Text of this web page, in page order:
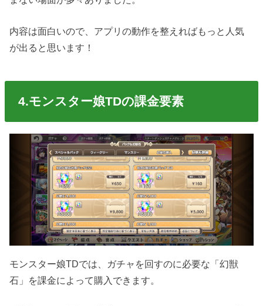
内容は面白いので、アプリの動作を整えればもっと人気
が出ると思います！
4.モンスター娘TDの課金要素
モンスター娘TDでは、ガチャを回すのに必要な「幻獣
石」を課金によって購入できます。